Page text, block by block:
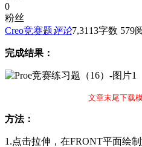
0
粉丝
Creo竞赛题评论7,3113字数 579
完成结果：
文章末尾下载
方法：
1.点击拉伸，在FRONT平面绘